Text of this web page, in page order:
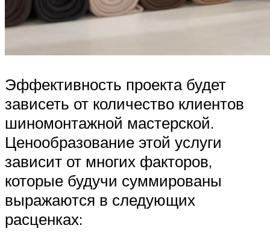
Эффективность проекта будет
зависеть от количество клиентов
шиномонтажной мастерской.
Ценообразование этой услуги
зависит от многих факторов,
которые будучи суммированы
выражаются в следующих
расценках: